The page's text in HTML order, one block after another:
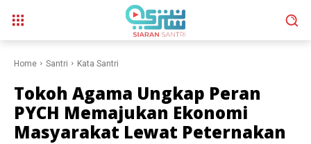
Home Santri Kata Santri
Tokoh Agama Ungkap Peran
PYCH Memajukan Ekonomi
Masyarakat Lewat Peternakan